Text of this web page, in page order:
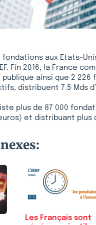
fondations aux Etats-
Fin 2016, la France
ainsi que 2
distribuent 7.5 Mds
plus de 87 000
et distribuant plus
Les Français sont